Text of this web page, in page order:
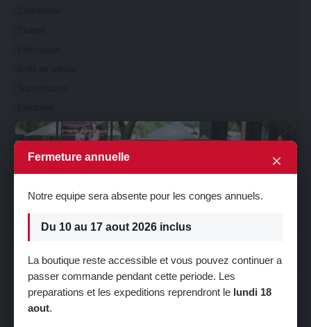
Eclairage
Carrosserie
Sellerie
Châssis
×
🎁 5% de réduction sur votre première
commande !
×
Fermeture annuelle
Notre equipe sera absente pour les conges annuels.
Du 10 au 17 aout 2026 inclus
La boutique reste accessible et vous pouvez continuer a
passer commande pendant cette periode. Les
preparations et les expeditions reprendront le lundi 18
aout.